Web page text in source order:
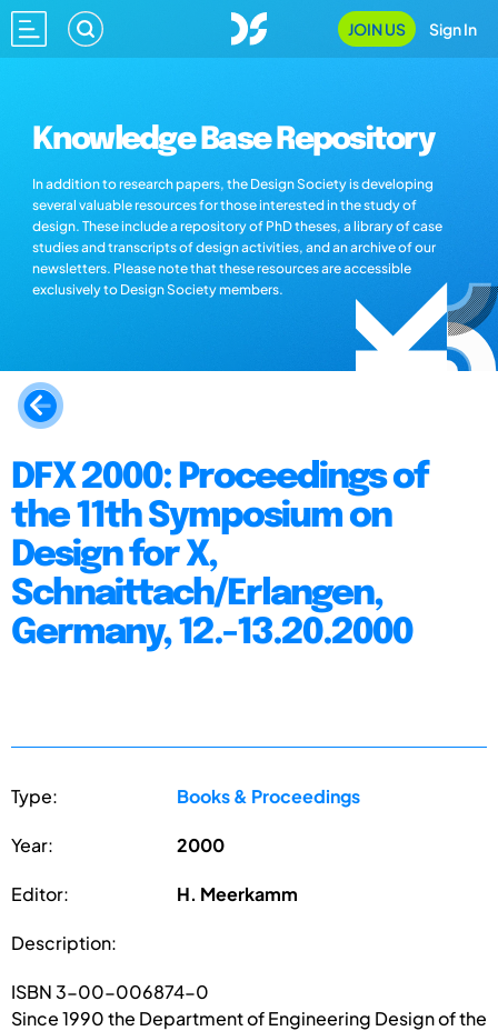
JOIN US Sign In
Knowledge Base Repository
In addition to research papers, the Design Society is developing
several valuable resources for those interested in the study of
design. These include a repository of PhD theses, a library of case
studies and transcripts of design activities, and an archive of our
newsletters. Please note that these resources are accessible
exclusively to Design Society members.
DFX 2000: Proceedings of
the 11th Symposium on
Design for X,
Schnaittach/Erlangen,
Germany, 12.-13.20.2000
Type: Books & Proceedings
Year: 2000
Editor: H. Meerkamm
Description:
ISBN 3-00-006874-0
Since 1990 the Department of Engineering Design of the